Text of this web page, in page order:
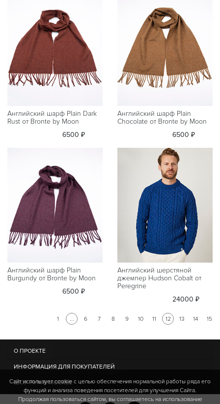
Английский шарф Plain Dark
Rust от Bronte by Moon
6500 ₽
Английский шарф Plain
Chocolate от Bronte by Moon
6500 ₽
Английский шарф Plain
Burgundy от Bronte by Moon
6500 ₽
Английский шерстяной
джемпер Hudson Cobalt от
Peregrine
24000 ₽
1 ... 6 7 8 9 10 11 12 13 14 15
О ПРОЕКТЕ
ИНФОРМАЦИЯ ДЛЯ ПОКУПАТЕЛЕЙ
ШОУ-РУМ В МОСКВЕ
Сайт использует cookie c целью обеспечения нормальной работы ряда его
функций и анализа поведения посетителей для улучшения Сайта.
Продолжая пользоваться сайтом, вы соглашаетесь на использование